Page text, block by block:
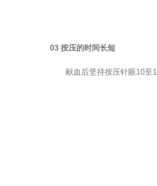
03 按压的时间长短
献血后坚持按压针眼10至